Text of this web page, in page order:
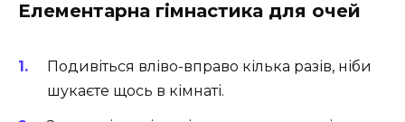
Елементарна гімнастика для очей
Подивіться вліво-вправо кілька разів, ніби
шукаєте щось в кімнаті.